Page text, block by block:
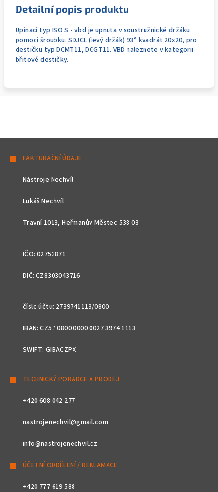
Detailní popis produktu
Upínací typ ISO S - vbd je upnuta v soustružnické držáku
pomocí šroubku. SDJCL (levý držák) 93° kvadrát 20x20, pro
destičku typ DCMT11, DCGT11. VBD naleznete v kategorii
břitové destičky.
FAKTURAČNÍ ÚDAJE
Nástroje Nechvíl
Lukáš Nechvíl
Travní 1013, Heřmanův Městec 538 03
IČO: 02753871
DIČ: CZ8303043716
číslo účtu: 2739741113/0800
IBAN: CZ57 0800 0000 0027 3974 1113
SWIFT: GIBACZPX
TECHNICKÝ PORADCE A PRODEJ
+420 608 042 277
nastrojenechvil@gmail.com
info@nastrojenechvil.cz
ÚČETNÍ ODDĚLENÍ / REKLAMACE
+420 777 619 588